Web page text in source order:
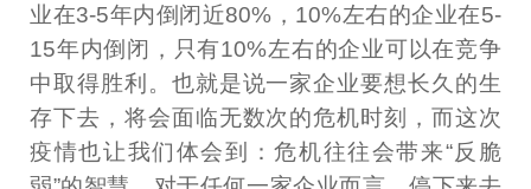
业在3-5年内倒闭近80%，10%左右的企业在5-
15年内倒闭，只有10%左右的企业可以在竞争
中取得胜利。也就是说一家企业要想长久的生
存下去，将会面临无数次的危机时刻，而这次
疫情也让我们体会到：危机往往会带来“反脆